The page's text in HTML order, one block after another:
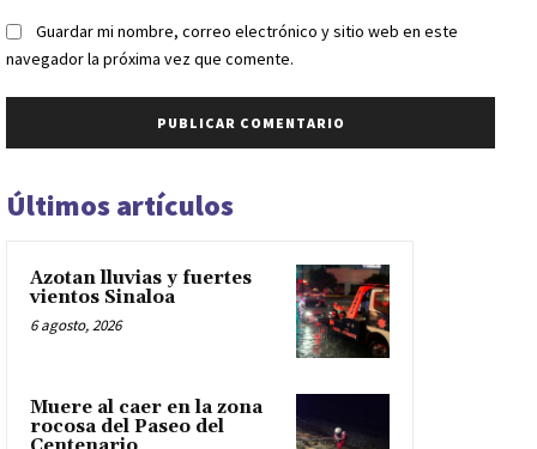
Guardar mi nombre, correo electrónico y sitio web en este
navegador la próxima vez que comente.
Últimos artículos
Azotan lluvias y fuertes
vientos Sinaloa
6 agosto, 2026
Muere al caer en la zona
rocosa del Paseo del